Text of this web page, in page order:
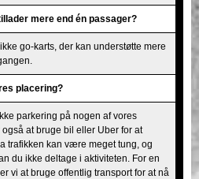
mere end én passager?
go-karts, der kan understøtte mere
placering?
parkering på nogen af vores
at bruge bil eller Uber for at
trafikken kan være meget tung, og
du ikke deltage i aktiviteten. For en
vi at bruge offentlig transport for at nå